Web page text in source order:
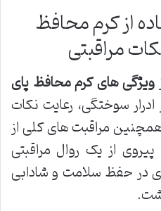
از کرم محافظ
مراقبتی
ویژگی های کرم محافظ پای
سوختگی، رعایت نکات
مراقبت های کلی از
از یک روال مراقبتی
در حفظ سلامت و شادابی